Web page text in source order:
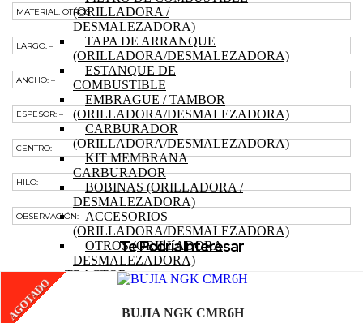
(ORILLADORA /
DESMALEZADORA)
TAPA DE ARRANQUE
(ORILLADORA/DESMALEZADORA)
ESTANQUE DE
COMBUSTIBLE
EMBRAGUE / TAMBOR
(ORILLADORA/DESMALEZADORA)
CARBURADOR
(ORILLADORA/DESMALEZADORA)
KIT MEMBRANA
CARBURADOR
BOBINAS (ORILLADORA /
DESMALEZADORA)
ACCESORIOS
(ORILLADORA/DESMALEZADORA)
OTROS (ORILLADORA
DESMALEZADORA)
TRACTOR
MOTOR (TRACTOR)
ANILLOS (TRACTOR)
MATERIAL: OTROS
LARGO: –
ANCHO: –
ESPESOR: –
CENTRO: –
HILO: –
OBSERVACIÓN: –
Te Podría Interesar
BUJIA NGK CMR6H
AGOTADO